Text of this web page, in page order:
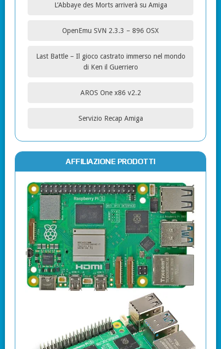
L’Abbaye des Morts arriverà su Amiga
OpenEmu SVN 2.3.3 – 896 OSX
Last Battle – Il gioco castrato immerso nel mondo
di Ken il Guerriero
AROS One x86 v2.2
Servizio Recap Amiga
AFFILIAZIONE PRODOTTI